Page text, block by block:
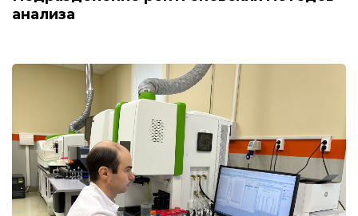
анализа